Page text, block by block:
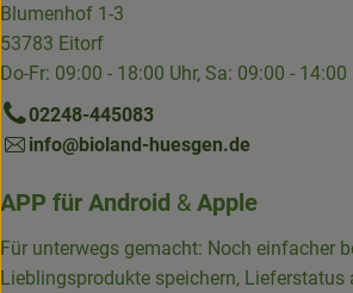
Blumenhof 1-3
53783 Eitorf
Do-Fr: 09:00 - 18:00 Uhr, Sa: 09:00 - 14:00
02248-445083
info@bioland-huesgen.de
APP für Android & Apple
Für unterwegs gemacht: Noch einfacher
Lieblingsprodukte speichern, Lieferstatus